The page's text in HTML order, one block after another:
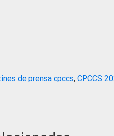
de prensa cpccs, CPCCS